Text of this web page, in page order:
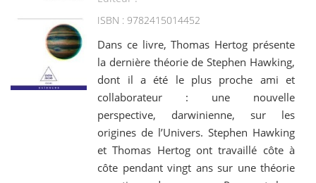
ISBN : 9782415014452
Dans ce livre, Thomas Hertog présente
la dernière théorie de Stephen Hawking,
dont il a été le plus proche ami et
collaborateur : une nouvelle
perspective, darwinienne, sur les
origines de l’Univers. Stephen Hawking
et Thomas Hertog ont travaillé côte à
côte pendant vingt ans sur une théorie